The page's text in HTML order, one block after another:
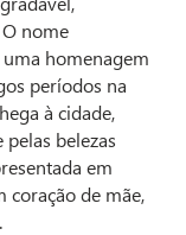
nome
uma homenagem
períodos na
à cidade,
belezas
em
coração de mãe,